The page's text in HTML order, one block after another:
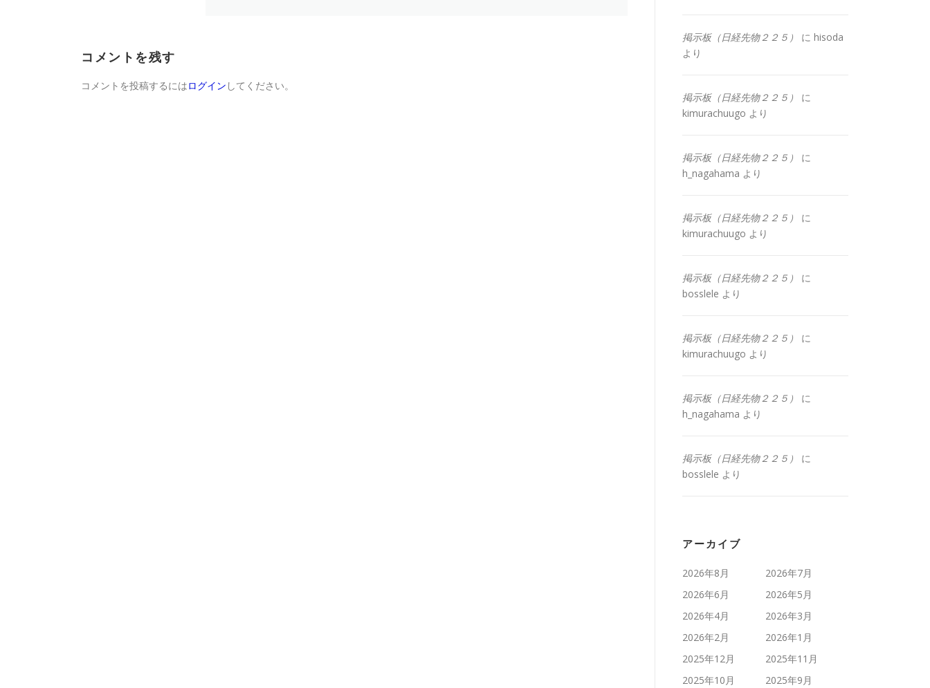
コメントを残す
コメントを投稿するにはログイン してください。
掲示板（日経先物２２５） に hisoda
より
掲示板（日経先物２２５）
に
kimurachuugo より
掲示板（日経先物２２５）
に
h_nagahama より
掲示板（日経先物２２５）
に
kimurachuugo より
掲示板（日経先物２２５）
に
bosslele より
掲示板（日経先物２２５）
に
kimurachuugo より
掲示板（日経先物２２５）
に
h_nagahama より
掲示板（日経先物２２５）
に
bosslele より
アーカイブ
2026年8月
2026年7月
2026年6月
2026年5月
2026年4月
2026年3月
2026年2月
2026年1月
2025年12月
2025年11月
2025年10月
2025年9月